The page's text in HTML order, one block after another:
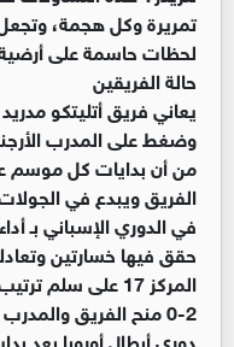
تمريرة وكل هجمة،
لحظات حاسمة على أرضية
حالة الفريقين
يعاني فريق أتليتكو
وضغط على المدرب
من أن بدايات كل موسم
الفريق ويبدع في
حقق فيها خسارتين
المركز 17 على
2-0 منح الفريق
دوري أبطال أوروبا بعد